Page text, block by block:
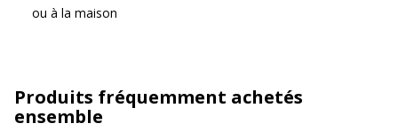
ou à la maison
Produits fréquemment achetés
ensemble